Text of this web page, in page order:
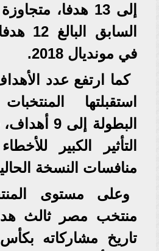
إلى 13 هدفا،
في مونديال 2018.
كما ارتفع عدد
استقبلتها
البطولة
التأثير الكبير
منافسات النسخة
وعلى مستوى
منتخب مصر ثالث
تاريخ مشاركاته